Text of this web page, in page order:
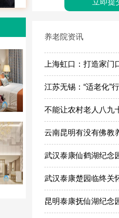
养老院资讯